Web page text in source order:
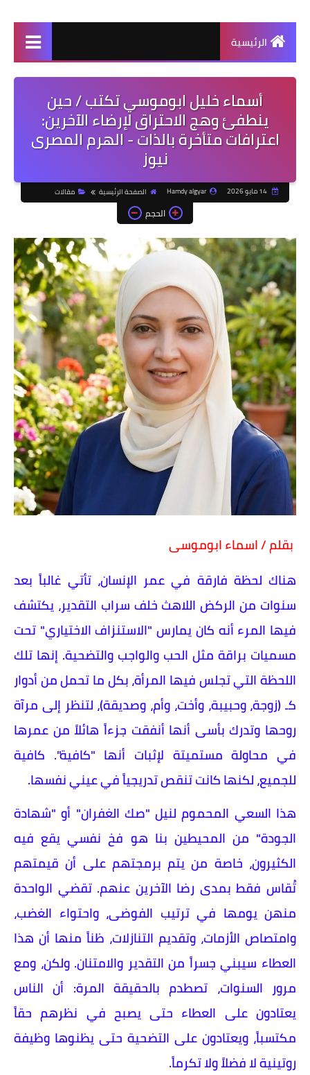
الرئيسية
أسماء خليل ابوموسي تكتب / حين
ينطفئ وهج الاحتراق لإرضاء الآخرين:
اعترافات متأخرة بالذات - الهرم المصرى
نيوز
14 مايو 2026 Hamdy algyar الصفحة الرئيسية مقالات
الحجم
بقلم / اسماء ابوموسى
​هناك لحظة فارقة في عمر الإنسان، تأتي غالباً بعد
سنوات من الركض اللاهث خلف سراب التقدير، يكتشف
فيها المرء أنه كان يمارس "الاستنزاف الاختياري" تحت
مسميات براقة مثل الحب والواجب والتضحية. إنها تلك
اللحظة التي تجلس فيها المرأة، بكل ما تحمل من أدوار
كـ (زوجة، وحبيبة، وأخت، وأم، وصديقة)، لتنظر إلى مرآة
روحها وتدرك بأسى أنها أنفقت جزءاً هائلاً من عمرها
في محاولة مستميتة لإثبات أنها "كافية". كافية
للجميع، لكنها كانت تنقص تدريجياً في عيني نفسها.
​هذا السعي المحموم لنيل "صك الغفران" أو "شهادة
الجودة" من المحيطين بنا هو فخ نفسي يقع فيه
الكثيرون، خاصة من يتم برمجتهم على أن قيمتهم
تُقاس فقط بمدى رضا الآخرين عنهم. تقضي الواحدة
منهن يومها في ترتيب الفوضى، واحتواء الغضب،
وامتصاص الأزمات، وتقديم التنازلات، ظناً منها أن هذا
العطاء سيبني جسراً من التقدير والامتنان. ولكن، ومع
مرور السنوات، تصطدم بالحقيقة المرة: أن الناس
يعتادون على العطاء حتى يصبح في نظرهم حقاً
مكتسباً، ويعتادون على التضحية حتى يظنوها وظيفة
روتينية لا فضلاً ولا تكرماً.